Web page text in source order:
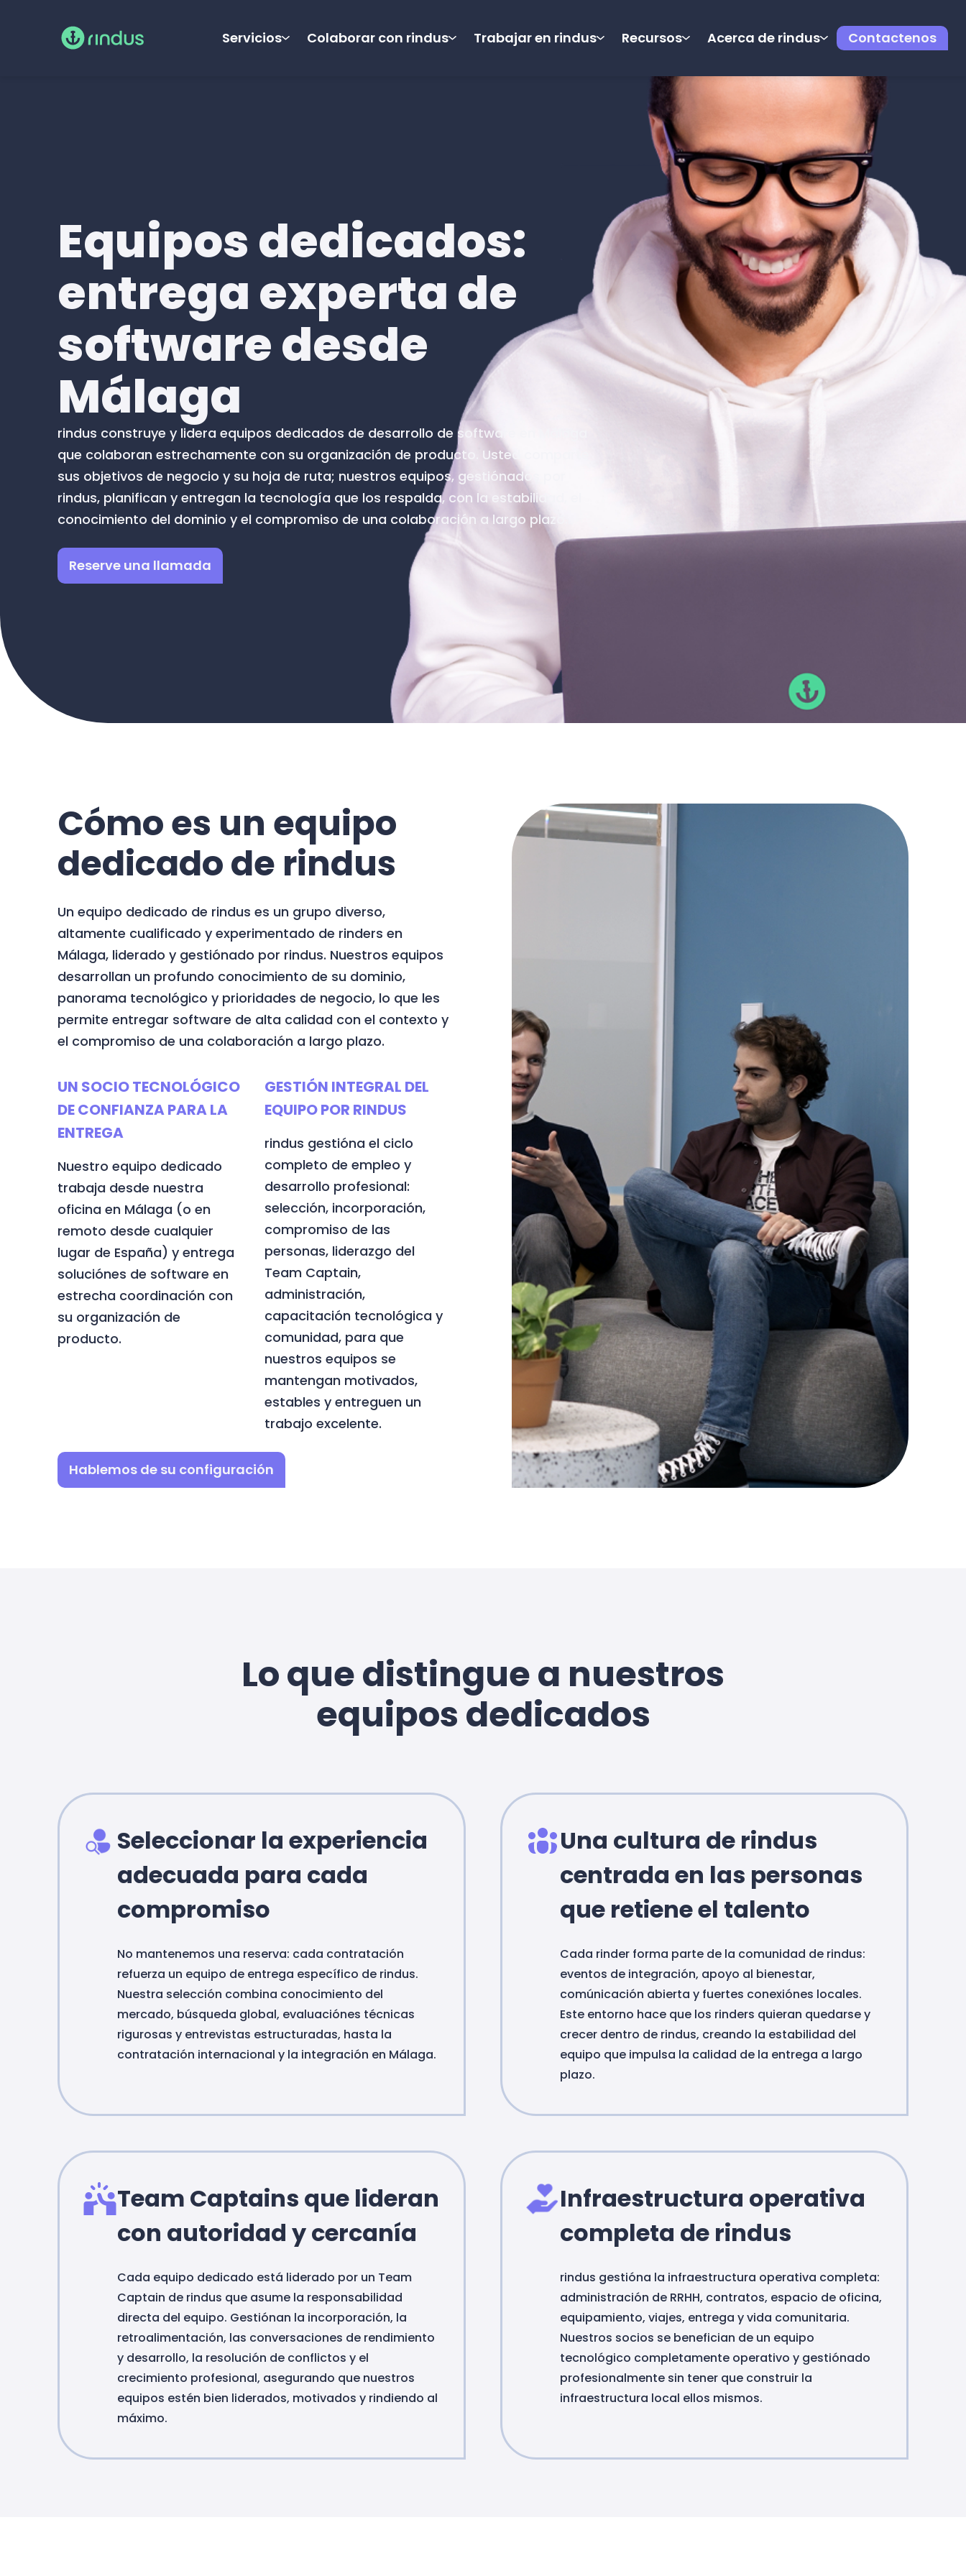
Servicios Colaborar con rindus Trabajar en rindus Recursos Acerca de rindus Contactenos
Equipos dedicados:
entrega experta de
software desde
Málaga
rindus construye y lidera equipos dedicados de desarrollo de software en Málaga
que colaboran estrechamente con su organización de producto. Usted comparte
sus objetivos de negocio y su hoja de ruta; nuestros equipos, gestiónados por
rindus, planifican y entregan la tecnología que los respalda, con la estabilidad, el
conocimiento del dominio y el compromiso de una colaboración a largo plazo.
Reserve una llamada
Cómo es un equipo
dedicado de rindus
Un equipo dedicado de rindus es un grupo diverso,
altamente cualificado y experimentado de rinders en
Málaga, liderado y gestiónado por rindus. Nuestros equipos
desarrollan un profundo conocimiento de su dominio,
panorama tecnológico y prioridades de negocio, lo que les
permite entregar software de alta calidad con el contexto y
el compromiso de una colaboración a largo plazo.
UN SOCIO TECNOLÓGICO
DE CONFIANZA PARA LA
ENTREGA
Nuestro equipo dedicado
trabaja desde nuestra
oficina en Málaga (o en
remoto desde cualquier
lugar de España) y entrega
soluciónes de software en
estrecha coordinación con
su organización de
producto.
GESTIÓN INTEGRAL DEL
EQUIPO POR RINDUS
rindus gestióna el ciclo
completo de empleo y
desarrollo profesional:
selección, incorporación,
compromiso de las
personas, liderazgo del
Team Captain,
administración,
capacitación tecnológica y
comunidad, para que
nuestros equipos se
mantengan motivados,
estables y entreguen un
trabajo excelente.
Hablemos de su configuración
Lo que distingue a nuestros
equipos dedicados
Seleccionar la experiencia
adecuada para cada
compromiso
No mantenemos una reserva: cada contratación
refuerza un equipo de entrega específico de rindus.
Nuestra selección combina conocimiento del
mercado, búsqueda global, evaluaciónes técnicas
rigurosas y entrevistas estructuradas, hasta la
contratación internacional y la integración en Málaga.
Una cultura de rindus
centrada en las personas
que retiene el talento
Cada rinder forma parte de la comunidad de rindus:
eventos de integración, apoyo al bienestar,
comúnicación abierta y fuertes conexiónes locales.
Este entorno hace que los rinders quieran quedarse y
crecer dentro de rindus, creando la estabilidad del
equipo que impulsa la calidad de la entrega a largo
plazo.
Team Captains que lideran
con autoridad y cercanía
Cada equipo dedicado está liderado por un Team
Captain de rindus que asume la responsabilidad
directa del equipo. Gestiónan la incorporación, la
retroalimentación, las conversaciones de rendimiento
y desarrollo, la resolución de conflictos y el
crecimiento profesional, asegurando que nuestros
equipos estén bien liderados, motivados y rindiendo al
máximo.
Infraestructura operativa
completa de rindus
rindus gestióna la infraestructura operativa completa:
administración de RRHH, contratos, espacio de oficina,
equipamiento, viajes, entrega y vida comunitaria.
Nuestros socios se benefician de un equipo
tecnológico completamente operativo y gestiónado
profesionalmente sin tener que construir la
infraestructura local ellos mismos.